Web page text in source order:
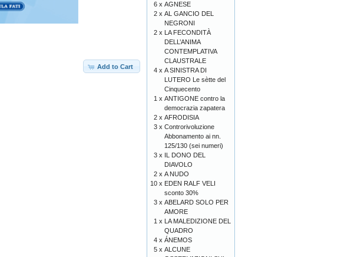
Add to Cart
6 x AGNESE
2 x AL GANCIO DEL
NEGRONI
2 x LA FECONDITÀ
DELL’ANIMA
CONTEMPLATIVA
CLAUSTRALE
4 x A SINISTRA DI
LUTERO Le sètte del
Cinquecento
1 x ANTIGONE contro la
democrazia zapatera
2 x AFRODISIA
3 x Controrivoluzione
Abbonamento ai nn.
125/130 (sei numeri)
3 x IL DONO DEL
DIAVOLO
2 x A NUDO
10 x EDEN RALF VELI
sconto 30%
3 x ABELARD SOLO PER
AMORE
1 x LA MALEDIZIONE DEL
QUADRO
4 x ÁNEMOS
5 x ALCUNE